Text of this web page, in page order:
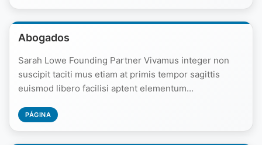
Abogados
Sarah Lowe Founding Partner Vivamus integer non
suscipit taciti mus etiam at primis tempor sagittis
euismod libero facilisi aptent elementum...
PÁGINA